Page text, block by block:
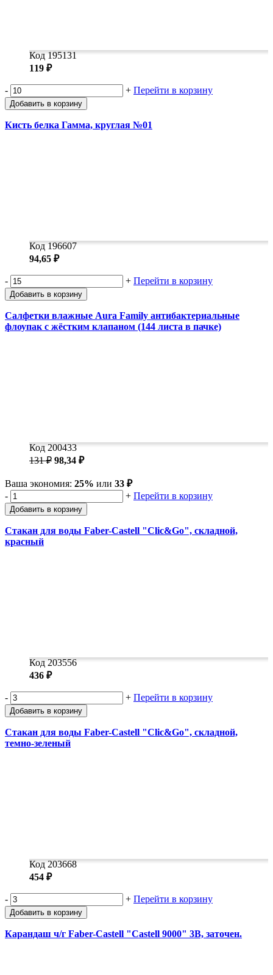
Код 195131
119 ₽
- + Перейти в корзину
Добавить в корзину
Кисть белка Гамма, круглая №01
Код 196607
94,65 ₽
- + Перейти в корзину
Добавить в корзину
Салфетки влажные Aura Family антибактериальные
флоупак с жёстким клапаном (144 листа в пачке)
Код 200433
131 ₽ 98,34 ₽
Ваша экономия: 25% или 33 ₽
-
+ Перейти в корзину
Добавить в корзину
Стакан для воды Faber-Castell "Clic&Go", складной,
красный
Код 203556
436 ₽
- + Перейти в корзину
Добавить в корзину
Стакан для воды Faber-Castell "Clic&Go", складной,
темно-зеленый
Код 203668
454 ₽
- + Перейти в корзину
Добавить в корзину
Карандаш ч/г Faber-Castell "Castell 9000" 3B, заточен.